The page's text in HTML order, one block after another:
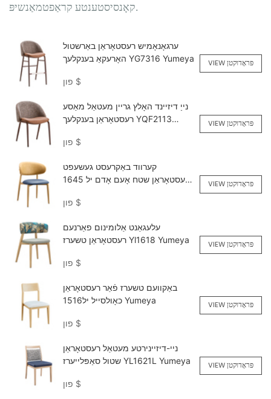
קאָנסיסטענטע קראַפטמאַנשיפּ.
ערגאָנאָמיש רעסטאָראַן באַרשטול
האָרעקאַ בענקלעך YG7316 Yumeya
$
VIEW פּראָדוקטן
נייַ דיזיינד האָלץ גריין מעטאַל מאַסע
רעסטאָראַן בענקלעך YQF2113
$
VIEW פּראָדוקטן
קערווד באַקרעסט געשעפט
רעסטאָראַן שטח אָעם אָדם יל 1645
$
VIEW פּראָדוקטן
עלעגאַנט אַלומינום פאַרנעם
רעסטאָראַן טשערז Yl1618 Yumeya
$
VIEW פּראָדוקטן
באַקוועם טשערז פֿאַר רעסטאָראַן
כאָולסייל יל1516 Yumeya
$
VIEW פּראָדוקטן
ניי-דיזיינירטע מעטאַל רעסטאָראַן
שטול סאַפּלייערז YL1621L Yumeya
$
VIEW פּראָדוקטן